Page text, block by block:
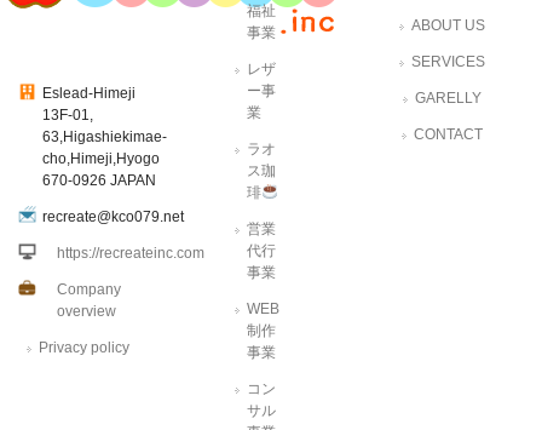
Eslead-Himeji
13F-01,
63,Higashiekimae-
cho,Himeji,Hyogo
670-0926 JAPAN
recreate@kco079.net
https://recreateinc.com
Company
overview
Privacy policy
福祉
事業
レザ
ー事
業
ラオ
ス珈
琲
営業
代行
事業
WEB
制作
事業
コン
サル
ABOUT US
SERVICES
GARELLY
CONTACT